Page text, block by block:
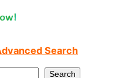
Search
Search